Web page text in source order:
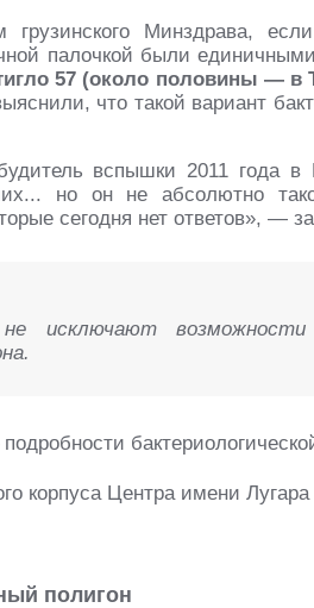
Минздрава,
палочкой были
57 (около половины — в
что такой вариант
вспышки 2011 года
но он не абсолютно
сегодня нет ответов», —
исключают возможности
корпуса Центра имени Лугара
полигон